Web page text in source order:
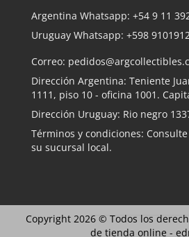
Argentina Whatsapp: +54 9 11
Uruguay Whatsapp: +598
Correo:
Dirección Argentina: Teniente
1111, piso 10 - oficina 1001.
Dirección Uruguay: Rio negro
Términos y condiciones:
su sucursal local.
Copyright 2026 © Todos los
de tienda online -